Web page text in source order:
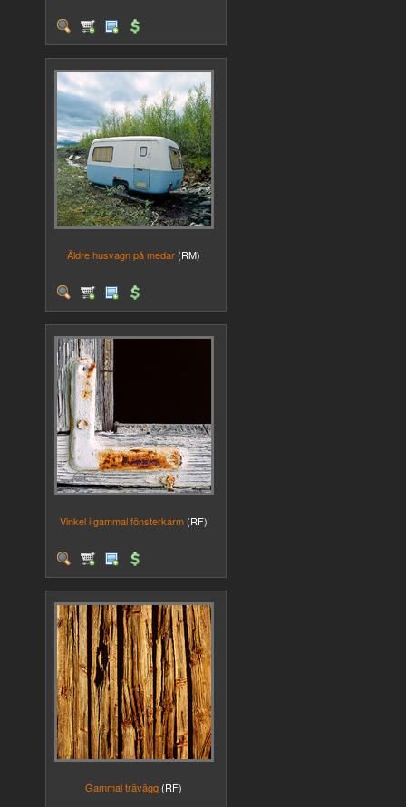
Äldre husvagn på medar (RM)
Vinkel i gammal fönsterkarm (RF)
Gammal trävägg (RF)